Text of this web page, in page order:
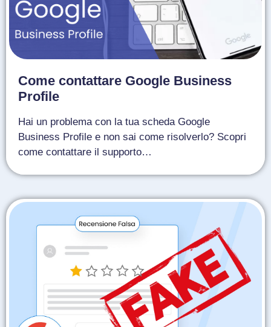
Come contattare Google Business
Profile
Hai un problema con la tua scheda Google
Business Profile e non sai come risolverlo? Scopri
come contattare il supporto…